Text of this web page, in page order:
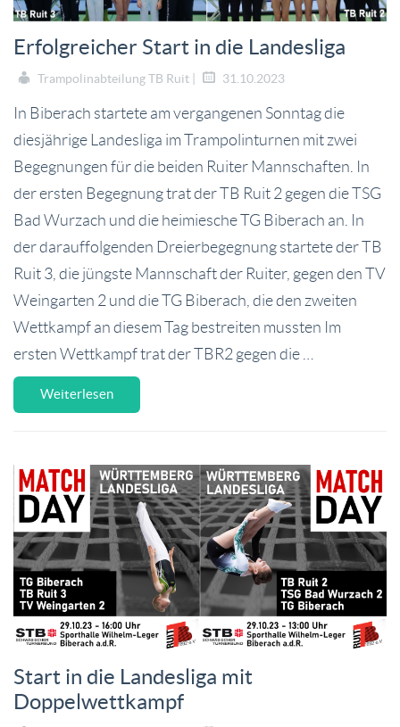
Erfolgreicher Start in die Landesliga
Trampolinabteilung TB Ruit | 31.10.2023
In Biberach startete am vergangenen Sonntag die
diesjährige Landesliga im Trampolinturnen mit zwei
Begegnungen für die beiden Ruiter Mannschaften. In
der ersten Begegnung trat der TB Ruit 2 gegen die TSG
Bad Wurzach und die heimiesche TG Biberach an. In
der darauffolgenden Dreierbegegnung startete der TB
Ruit 3, die jüngste Mannschaft der Ruiter, gegen den TV
Weingarten 2 und die TG Biberach, die den zweiten
Wettkampf an diesem Tag bestreiten mussten Im
ersten Wettkampf trat der TBR2 gegen die …
Weiterlesen
Start in die Landesliga mit
Doppelwettkampf